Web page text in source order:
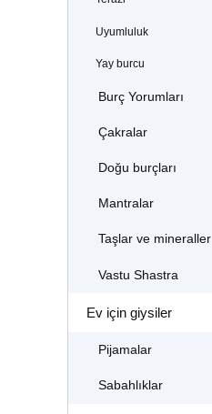
Uyumluluk
Yay burcu
Burç Yorumları
Çakralar
Doğu burçları
Mantralar
Taşlar ve mineraller
Vastu Shastra
Ev için giysiler
Pijamalar
Sabahlıklar